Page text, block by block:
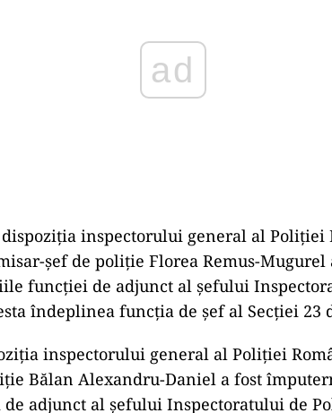
inspectorului general al Poliției
șef de poliție Florea Remus-
funcției de adjunct al șefului
îndeplinea funcția de șef al Secției 23
inspectorului general al Poliției
Bălan Alexandru-Daniel a fost
adjunct al șefului Inspectoratului de